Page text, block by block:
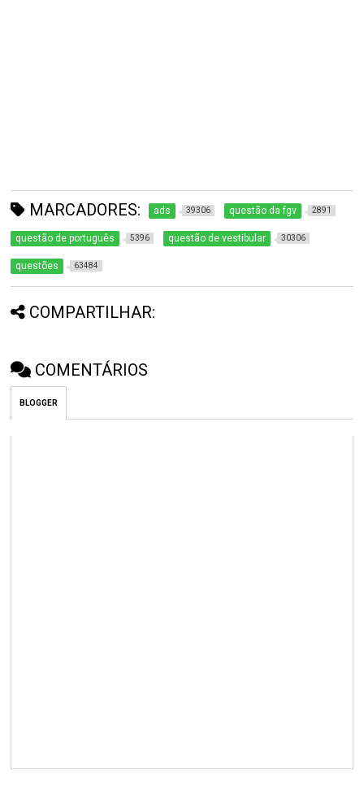
MARCADORES: ads 39306 questão da fgv 2891
questão de português 5396 questão de vestibular 30306
questões 63484
COMPARTILHAR:
COMENTÁRIOS
BLOGGER